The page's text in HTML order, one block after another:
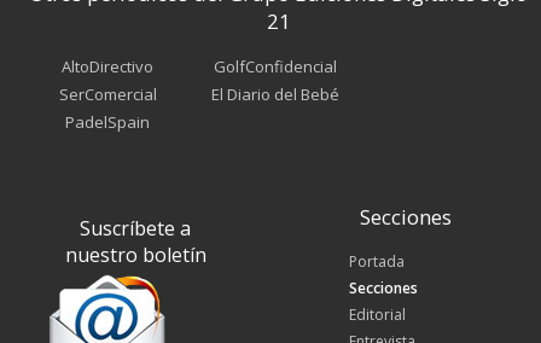
21
AltoDirectivo
SerComercial
PadelSpain
GolfConfidencial
El Diario del Bebé
Suscríbete a
nuestro boletín
Secciones
Portada
Secciones
Editorial